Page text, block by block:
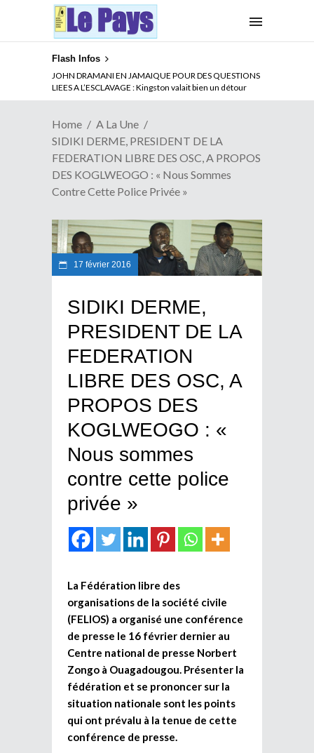
Flash Infos
JOHN DRAMANI EN JAMAIQUE POUR DES QUESTIONS
LIEES A L’ESCLAVAGE : Kingston valait bien un détour
Home
A La Une
SIDIKI DERME, PRESIDENT DE LA
FEDERATION LIBRE DES OSC, A PROPOS
DES KOGLWEOGO : « Nous Sommes
Contre Cette Police Privée »
17 février 2016
SIDIKI DERME,
PRESIDENT DE LA
FEDERATION
LIBRE DES OSC, A
PROPOS DES
KOGLWEOGO : «
Nous sommes
contre cette police
privée »
La Fédération libre des
organisations de la société civile
(FELIOS) a organisé une conférence
de presse le 16 février dernier au
Centre national de presse Norbert
Zongo à Ouagadougou. Présenter la
fédération et se prononcer sur la
situation nationale sont les points
qui ont prévalu à la tenue de cette
conférence de presse.